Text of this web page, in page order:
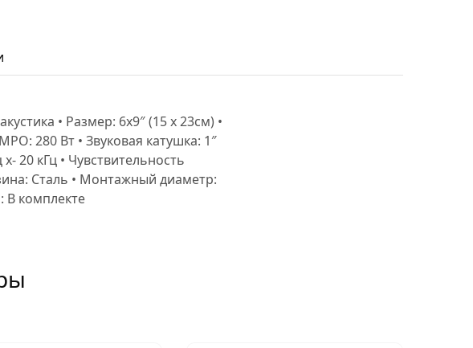
• Размер: 6х9″ (15 х 23см) •
280 Вт • Звуковая катушка: 1″
20 кГц • Чувствительность
Сталь • Монтажный диаметр:
В комплекте